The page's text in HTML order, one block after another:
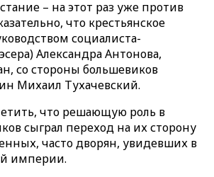
– на этот раз уже против
что крестьянское
социалиста-
Александра Антонова,
со стороны большевиков
Михаил Тухачевский.
что решающую роль в
сыграл переход на их сторону
часто дворян, увидевших в
империи.